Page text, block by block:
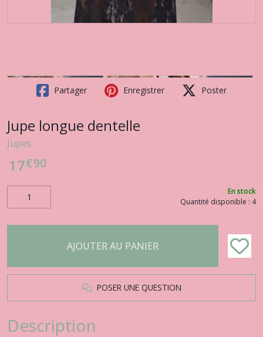
Partager Enregistrer Poster
Jupe longue dentelle
Jupes
17€90
En stock
Quantité disponible : 4
AJOUTER AU PANIER
POSER UNE QUESTION
Description